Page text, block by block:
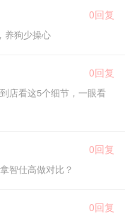
0回复
养狗少操心
0回复
店看这5个细节，一眼看
0回复
智仕高做对比？
0回复